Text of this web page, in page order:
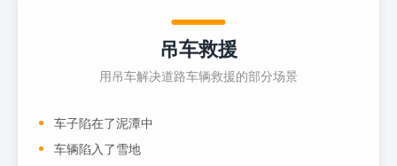
吊车救援
用吊车解决道路车辆救援的部分场景
车子陷在了泥潭中
车辆陷入了雪地